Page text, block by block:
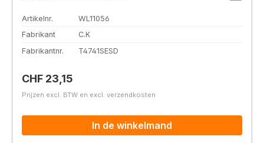
Artikelnr.
WL11056
Fabrikant
C.K
Fabrikantnr.
T4741SESD
Normale prijs:
CHF 23,15
Prijzen excl. BTW en excl. verzendkosten
In de winkelmand